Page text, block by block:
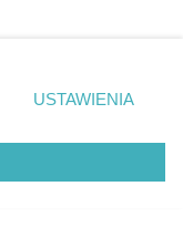
polu
w
Jakiekolwiek użycie lub
prywatności
zgody
się takiemu
zastosowanie tylko
USTAWIENIA